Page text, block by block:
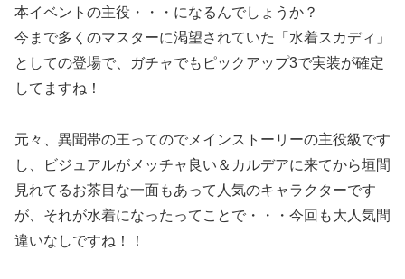
本イベントの主役・・・になるんでしょうか？
今まで多くのマスターに渇望されていた「水着スカディ」
としての登場で、ガチャでもピックアップ3で実装が確定
してますね！
元々、異聞帯の王ってのでメインストーリーの主役級です
し、ビジュアルがメッチャ良い＆カルデアに来てから垣間
見れてるお茶目な一面もあって人気のキャラクターです
が、それが水着になったってことで・・・今回も大人気間
違いなしですね！！